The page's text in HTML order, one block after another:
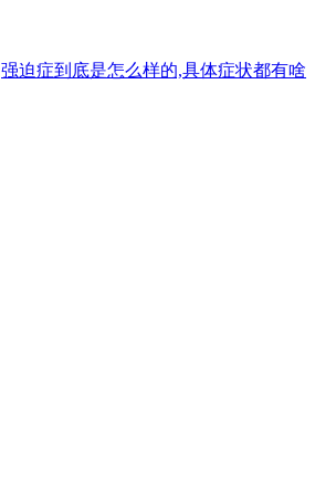
强迫症到底是怎么样的,具体症状都有啥